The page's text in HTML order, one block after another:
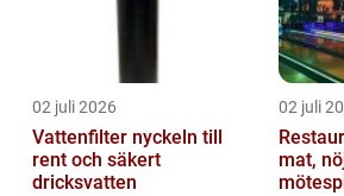
02 juli 2026
Vattenfilter nyckeln till
rent och säkert
dricksvatten
02 juli
mat,